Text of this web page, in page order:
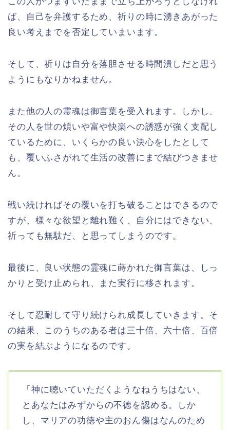
ば、自己を弁護するため、祈りの時に湧きあがった
良い考えまでを否定していまいます。
そして、祈りは自分を落胆させる時間潰しだと思う
ようにもなりかねません。
また他の人の霊魂は御言葉を受入れます。しかし、
その人を世の煩いや富や快楽への誘惑が強く支配し
ているために、いくらかの良い決心をしたとして
も、覆いふさがれて生活の改善にまで結びつきませ
ん。
戦い続ければその覆いを打ち破ることはできるので
すが、様々な欲望と離れ難く、自分にはできない、
祈っても無駄だ、と思ってしまうのです。
最後に、良い状態の霊魂に蒔かれた御言葉は、しっ
かりと受け止められ、また実行に移されます。
そして忍耐して守り続けられ成長していきます。そ
の結果、このうちのある者は三十倍、六十倍、百倍
の実を結ぶようになるのです。
「神に聴いていただくようなねうちはない、
とあなたはみずからの不徳を認める。しか
し、マリアの功徳や主のおん傷はなんのため